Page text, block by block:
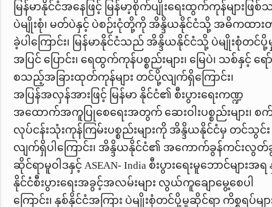
မြန်မာနိုင်ငံအနေဖြင့် မြန်မာ့စိုက်ပျိုးရေးထွက်ကုန်များဖြ
ပဲမျိုးစုံ၊ မတ်ပဲနှင့် ပဲစဉ်းငုံတို့ကို အိန္ဒိယနိုင်ငံသို့ အဓိကထား
ခဲ့ပါကြောင်း၊ မြန်မာနိုင်ငံသည် အိန္ဒိယနိုင်ငံသို့ ‌ပဲမျိုးစုံတင်ပို့
အပြင် ပြောင်း၊ ရေထွက်ကုန်ပစ္စည်းများ၊ မြေပဲ၊ သစ်နှင့် ရ
စသည့်အခြားထုတ်ကုန်များ တင်ပို့လျက်ရှိကြောင်း၊
အပြန်အလှန်အားဖြင့် မြန်မာ နိုင်ငံ၏ စီးပွားရေးကဏ္ဍ
အထောက်အကူပြုစေရေးအတွက် ဆေးဝါးပစ္စည်းများ၊ စ
လုပ်ငန်းသုံးကုန်ကြမ်းပစ္စည်းများကို အိန္ဒိယနိုင်ငံမှ တင်သွင်း
လျက်ရှိပါကြောင်း၊ အိန္ဒိယနိုင်ငံ၏ အကောက်ခွန်ကင်းလွတ်
ဆိုင်ရာမူဝါဒနှင့် ASEAN- India စီးပွားရေးမူဘောင်များအရ
နိုင်ငံစီးပွားရေးအခွင့်အလမ်းများ လွယ်ကူချောမွေ့စေပါ
ကြောင်း၊ နှစ်နိုင်ငံအကြား ပဲမျိုးစုံတင်ပို့မှုဆိုင်ရာ ကိစ္စရပ်မျာ